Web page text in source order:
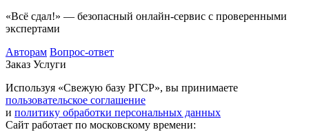
«Всё сдал!» — безопасный онлайн-сервис с проверенными
экспертами
Авторам Вопрос-ответ
Заказ Услуги
Используя «Свежую базу РГСР», вы принимаете
пользовательское соглашение
и политику обработки персональных данных
Сайт работает по московскому времени: